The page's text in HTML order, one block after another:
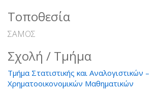
Τοποθεσία
ΣΑΜΟΣ
Σχολή / Τμήμα
Τμήμα Στατιστικής και Αναλογιστικών –
Χρηματοοικονομικών Μαθηματικών